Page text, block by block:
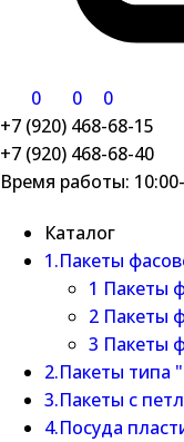
0 0
0
+7 (920) 468-68-15
+7 (920) 468-68-40
Время работы:
Каталог
1.Пакеты
1 Пакеты
2 Пакеты
3 Пакеты
2.Пакеты
3.Пакеты с
4.Посуда